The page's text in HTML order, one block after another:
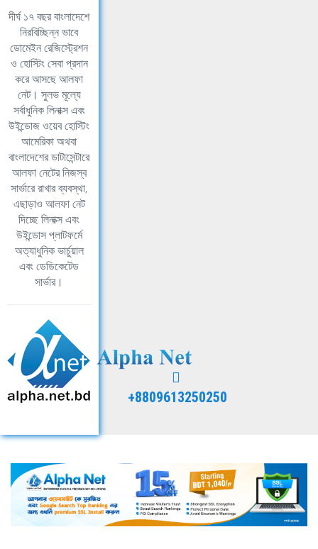
দীর্ঘ ১৭ বছর বাংলাদেশে
নিরবিচ্ছিন্ন ভাবে
ডোমেইন রেজিস্ট্রেশন
ও হোস্টিং সেবা প্রদান
করে আসছে আলফা
নেট। সুলভ মূল্যে
সর্বাধুনিক লিনাক্স এবং
উইন্ডোজ ওয়েব হোস্টিং
আমেরিকা অথবা
বাংলাদেশের ডাটাসেন্টারে
আলফা নেটের নিজস্ব
সার্ভারে রাখার ব্যবস্থা,
এছাড়াও আলফা নেট
দিচ্ছে লিনাক্স এবং
উইন্ডোস প্লাটফর্মে
অত্যাধুনিক ভার্চুয়াল
এবং ডেডিকেটেড
সার্ভার।
+8809613250250